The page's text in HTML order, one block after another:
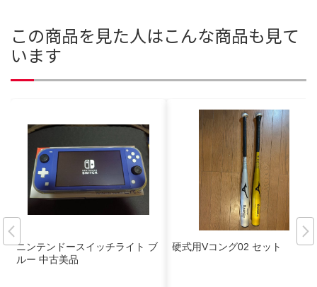
この商品を見た人はこんな商品も見て
います
ニンテンドースイッチライト ブ
ルー 中古美品
硬式用Vコング02 セット